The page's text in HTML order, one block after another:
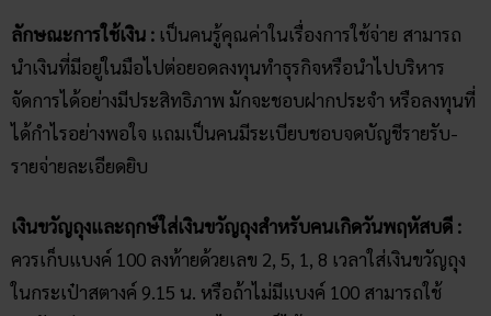
ลักษณะการใช้เงิน : เป็นคนรู้คุณค่าในเรื่องการใช้จ่าย สามารถ
นำเงินที่มีอยู่ในมือไปต่อยอดลงทุนทำธุรกิจหรือนำไปบริหาร
จัดการได้อย่างมีประสิทธิภาพ มักจะชอบฝากประจำ หรือลงทุนที่
ได้กำไรอย่างพอใจ แถมเป็นคนมีระเบียบชอบจดบัญชีรายรับ-
รายจ่ายละเอียดยิบ
เงินขวัญ​ถุงและฤกษ์ใส่เงินขวัญถุงสำหรับคนเกิดวันพฤหัสบดี :
ควรเก็บแบงค์ 100 ลงท้ายด้วยเลข 2, 5, 1, 8 เวลาใส่เงินขวัญถุง
ในกระเป๋าสตางค์ 9.15 น. หรือถ้าไม่มีแบงค์ 100 สามารถใช้